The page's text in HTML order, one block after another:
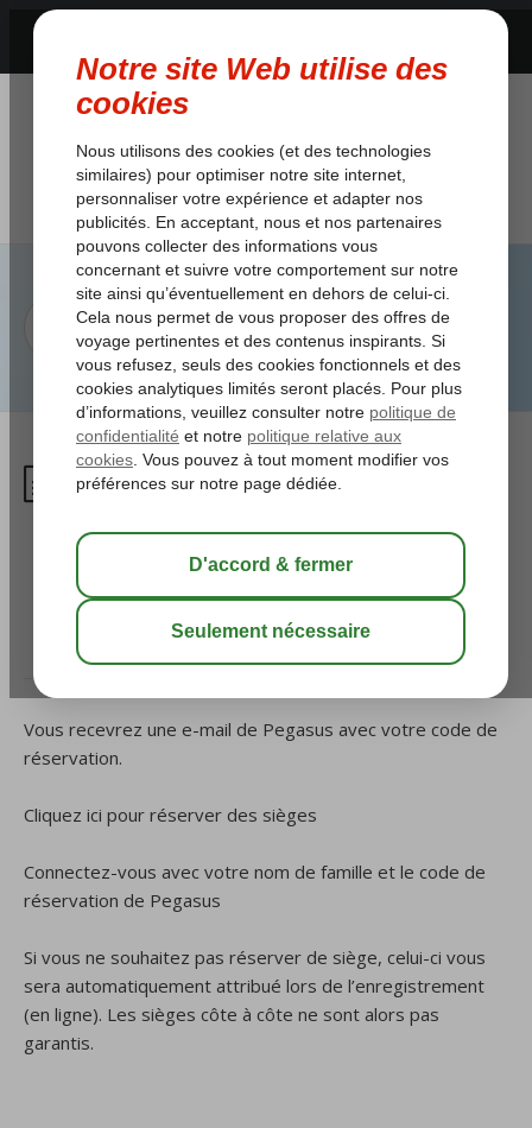
Je voyage avec Pegasus,
puis-je réserver un siège ?
/ 1. Reservation de siège / Je voyage avec Pegasus,
comment et à partir de quand puis-je réserver un siège
Vous recevrez une e-mail de Pegasus avec votre code de
réservation.
Cliquez ici pour réserver des sièges
Connectez-vous avec votre nom de famille et le code de
réservation de Pegasus
Si vous ne souhaitez pas réserver de siège, celui-ci vous
sera automatiquement attribué lors de l’enregistrement
(en ligne). Les sièges côte à côte ne sont alors pas
garantis.